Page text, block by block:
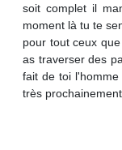
soit complet il
moment là tu te
pour tout ceux
as traverser des
fait de toi
très